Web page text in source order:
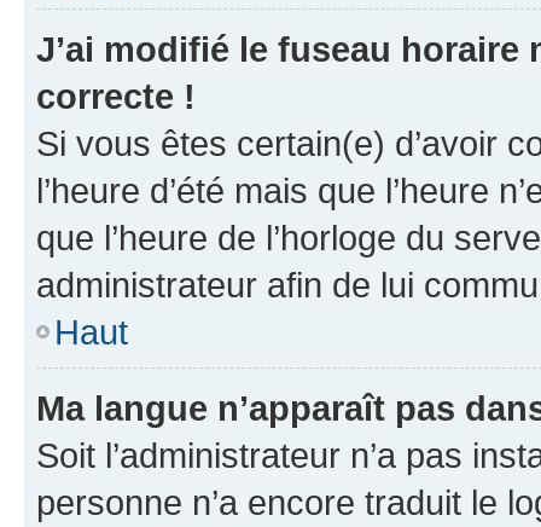
J’ai modifié le fuseau horaire
correcte !
Si vous êtes certain(e) d’avoir
l’heure d’été mais que l’heure
que l’heure de l’horloge du
administrateur afin de lui
Haut
Ma langue n’apparaît pas
Soit l’administrateur n’a pas
personne n’a encore traduit le